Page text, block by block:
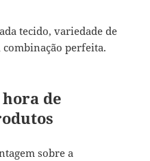
tecido, variedade de
combinação perfeita.
de
sobre a